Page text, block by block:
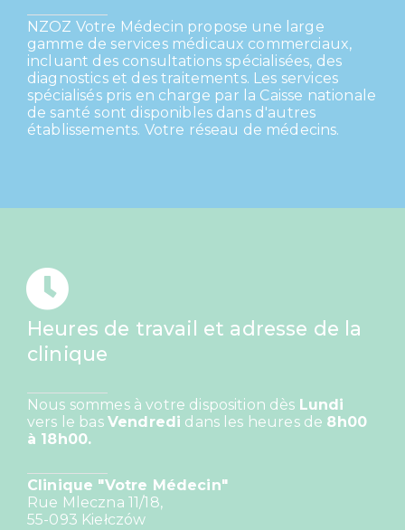
NZOZ Votre Médecin propose une large
gamme de services médicaux commerciaux,
incluant des consultations spécialisées, des
diagnostics et des traitements. Les services
spécialisés pris en charge par la Caisse nationale
de santé sont disponibles dans d'autres
établissements. Votre réseau de médecins.
Heures de travail et adresse de la
clinique
Nous sommes à votre disposition dès Lundi
vers le bas Vendredi dans les heures de 8h00
à 18h00.
Clinique "Votre Médecin"
Rue Mleczna 11/18,
55-093 Kiełczów